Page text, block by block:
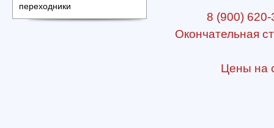
переходники
8 (900)
Окончательная
Цены на